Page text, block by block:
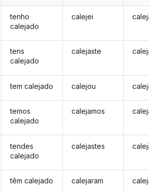
tenho
calejado
tens
calejado
tem calejado
temos
calejado
tendes
calejado
têm calejado
calejei
calejaste
calejou
calejamos
calejastes
calejaram